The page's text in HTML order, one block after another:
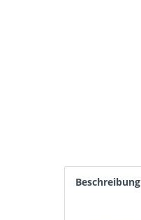
Beschreibung